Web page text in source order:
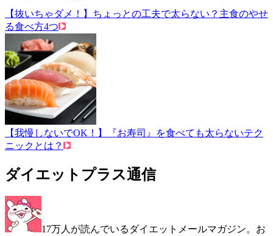
【抜いちゃダメ！】ちょっとの工夫で太らない？主食のやせ
る食べ方4つ
【我慢しないでOK！】『お寿司』を食べても太らないテク
ニックとは？
ダイエットプラス通信
17万人が読んでいるダイエットメールマガジン。お